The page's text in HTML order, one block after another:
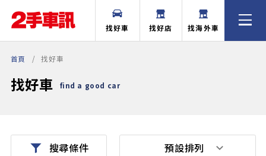
找好車 找好店 找海外車
首頁 找好車
找好車 find a good car
搜尋條件 預設排列